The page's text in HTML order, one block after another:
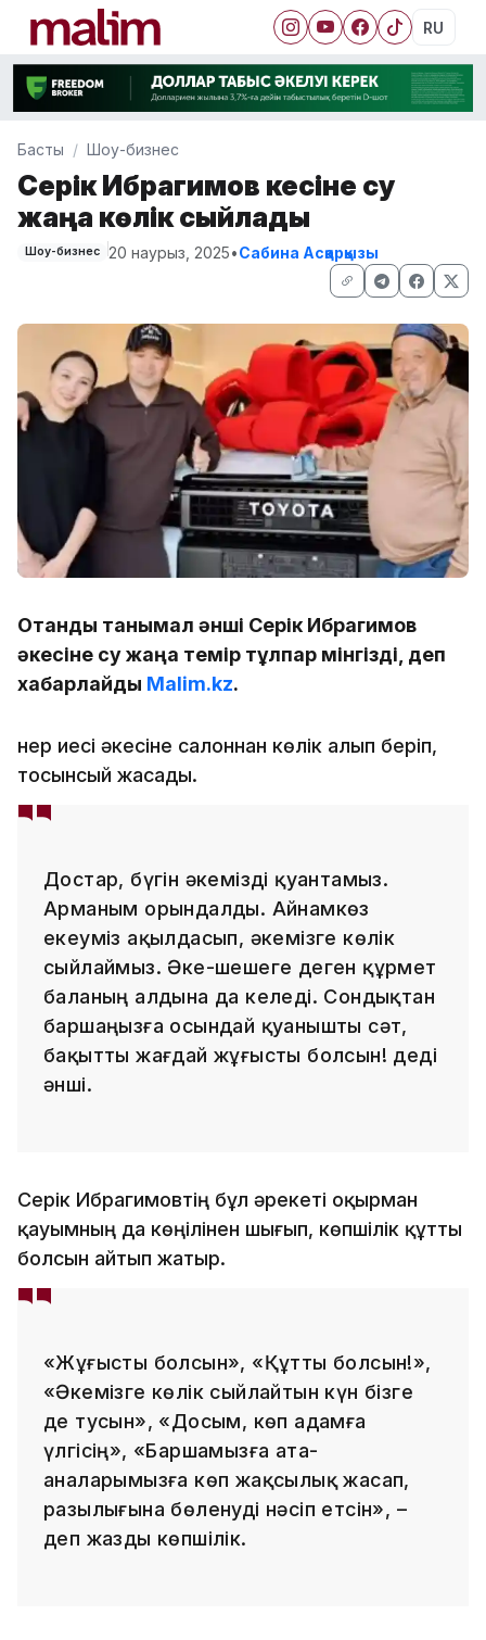
RU
Басты Шоу-бизнес
Серік Ибрагимов әкесіне су
жаңа көлік сыйлады
Шоу-бизнес 20 наурыз, 2025•Сабина Асқарқызы
Отандық танымал әнші Серік Ибрагимов
әкесіне су жаңа темір тұлпар мінгізді, деп
хабарлайды Malim.kz.
Өнер иесі әкесіне салоннан көлік алып беріп,
тосынсый жасады.
Достар, бүгін әкемізді қуантамыз.
Арманым орындалды. Айнамкөз
екеуміз ақылдасып, әкемізге көлік
сыйлаймыз. Әке-шешеге деген құрмет
баланың алдына да келеді. Сондықтан
баршаңызға осындай қуанышты сәт,
бақытты жағдай жұғысты болсын! деді
әнші.
Серік Ибрагимовтің бұл әрекеті оқырман
қауымның да көңілінен шығып, көпшілік құтты
болсын айтып жатыр.
«Жұғысты болсын», «Құтты болсын!»,
«Әкемізге көлік сыйлайтын күн бізге
де тусын», «Досым, көп адамға
үлгісің», «Баршамызға ата-
аналарымызға көп жақсылық жасап,
разылығына бөленуді нәсіп етсін», –
деп жазды көпшілік.